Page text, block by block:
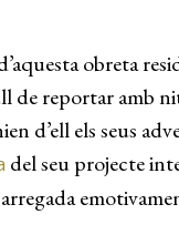
obreta
de reportar amb
d’ell els seus
del seu projecte